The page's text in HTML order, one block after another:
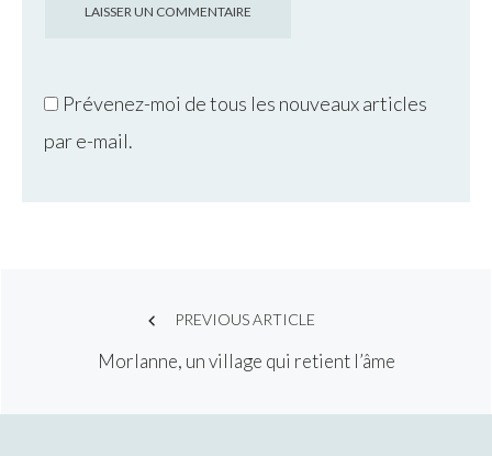
Prévenez-moi de tous les nouveaux articles
par e-mail.
navigation
PREVIOUS ARTICLE
Morlanne, un village qui retient l’âme